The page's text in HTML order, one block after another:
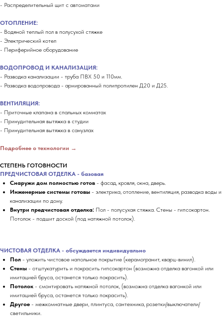
- Распределительный щит с автоматами
ОТОПЛЕНИЕ:
- Водяной теплый пол в полусухой стяжке
- Электрический котел
- Периферийное оборудование
ВОДОПРОВОД И КАНАЛИЗАЦИЯ:
- Разводка канализации - труба ПВХ 50 и 110мм.
- Разводка водопровода - армированный полипропилен Д20 и Д25.
ВЕНТИЛЯЦИЯ:
- Приточные клапана в спальных комнатах
- Принудительная вытяжка в студии
- Принудительная вытяжка в санузлах
Подробнее о технологии →
СТЕПЕНЬ ГОТОВНОСТИ
ПРЕДЧИСТОВАЯ ОТДЕЛКА - базовая
Снаружи дом полностью готов - фасад, кровля, окна, дверь.
Инженерные системы готовы - электрика, отопление, вентиляция, разводка воды и
канализации по дому.
Внутри предчистовая отделка: Пол - полусухая стяжка. Стены - гипсокартон.
Потолок - подшит доской (под натяжной потолок).
ЧИСТОВАЯ ОТДЕЛКА - обсуждается индивидуально
Пол - уложить чистовое напольное покрытие (керамогранит, кварц-винил).
Стены - отштукатурить и покрасить гипсокартон (возможна отделка вагонкой или
имитацией бруса, останется только покрасить).
Потолок - смонтировать натяжной потолок, (возможна отделка вагонкой или
имитацией бруса, останется только покрасить).
Другое - межкомнатные двери, плинтуса, сантехника, розетки/выключатели/
светильники.